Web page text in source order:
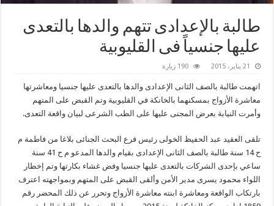
طالبة بالإعدادى تتهم والدها بالتعدى
عليها جنسياً فى القليوبية
21 يناير، 2015 190 زيارة
اتهمت طالبة بالصف الثانى الإعدادى والدها بالتعدى عليها جنسيا ومعاشرتها
معاشرة الأزواج بمسكنهما بالخانكة في القليوبية وتم القبض على المتهم
وأمرت النيابة بعرض المجنى عليها على الطب الشرعى لبيان واقعة التعدى.
تلقى العقيد عبد الحفيظ الخولى رئيس فرع البحث الجنائى بلاغا من فاطمة م
ح 14 سنة طالبة بالصف الثانى الإعدادى بقيام والدها المدعو م ح 41 سنة
ساعي بإحدى الشركات بالتعدى عليها جنسيا وفض غشاء بكارتها وتم إخطار
اللواء محمود يسرى مدير الأمن وألقى القبض على المتهم وبمواجهته اعترف
بارتكاب الواقعة ومعاشرة ابنته معاشرة الأزواج وتحرر عن ذلك المحضر رقم